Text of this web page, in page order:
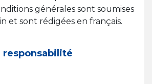
générales sont soumises
et sont rédigées en français.